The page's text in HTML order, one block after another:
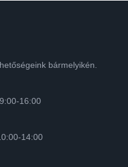
bármelyikén.
16:00
14:00